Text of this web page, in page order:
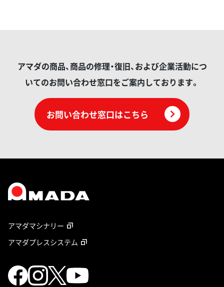
アマダの商品、商品の修理・復旧、および企業活動につ
いてのお問い合わせ窓口をご案内しております。
お問い合わせ窓口はこちら
アマダマシナリー
アマダプレスシステム